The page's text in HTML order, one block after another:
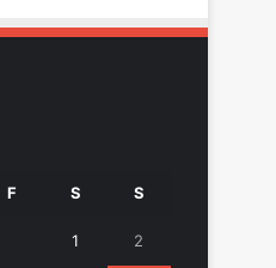
F S S
1 2